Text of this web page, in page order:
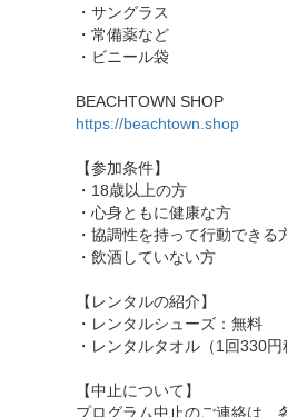
・サングラス
・常備薬など
・ビニール袋
BEACHTOWN SHOP
https://beachtown.shop
【参加条件】
・18歳以上の方
・心身ともに健康な方
・協調性を持って行動できる
・飲酒していない方
【レンタルの紹介】
・レンタルシューズ：無料
・レンタルタオル（1回330円
【中止について】
プログラム中止のご連絡は、